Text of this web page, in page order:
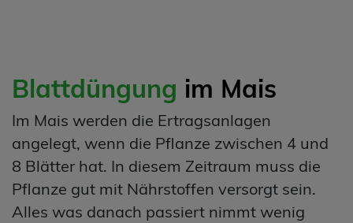
Blattdüngung im Mais
Im Mais werden die Ertragsanlagen
angelegt, wenn die Pflanze zwischen 4 und
8 Blätter hat. In diesem Zeitraum muss die
Pflanze gut mit Nährstoffen versorgt sein.
Alles was danach passiert nimmt wenig